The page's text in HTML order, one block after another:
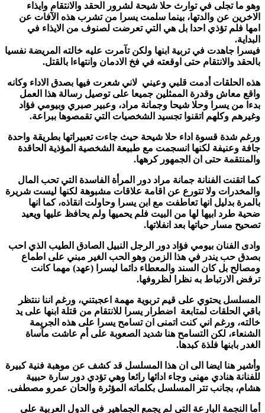
وهو ما تجلى في توارث حلا شيحة لشرور الحقد والانتقام وايذاء
الاخرين عن والدتها، بينما سلمت يسرا من تشرب هذه الآفات عن
امها فلم تؤذي احدا بل هي التي تعرضت لصنوف من الايذاء في
البداية.
فيسرا جاهدت في تربية ابنها ولكن تآمرت عليه خالته المريضة نفسيا
بالحقد والانتقام حتى اوقعته في فخ الادمان وانتهاءا بالقتل.
هذه الحلقات أدمت قلبي وعيني لاني شعرت فيها بصدق الاداء وكانه
واقع معاش وقدرة الممثلين جميعا على توصيل رسالة هذا العمل
بدءا من يسرا وحلا شيحا وجمانة مراد، وعبير صبري وبيومي فؤاد
وغيرهم وكلهم اتقنوا تجسيد الشخصيات التي تقمصوها ببراعة.
ورغم شدة قسوة اداء حلا شيحة حيث جاءت تعبيراتها بطريقة واحدة
جافة وعنيفة لكنها انسجمت مع طبيعة الشخصية المؤذية الحاقدة
والمنتقمة حتى ان الجمهور كرهها.
كما اتقنت الفنانة جمانة مراد دور المرأة الفاسدة التي تحب المال
والمخدرات ولا تتورع عن اقامة علاقات مشبوهة لكنها ليست شريرة
بالمرة بدليل انها تعاطفت مع ابن يسرا وحاولت انقاذه، كما انها
ضحية طرد ابيها لها من البيت فلم يحميها ولم يحافظ عليها ويعيد
تصحيح مسار حياتها بعد انفلاتها.
وادى الفنان بيومي فؤاد دور الرجل النبيل الصادق الطيب الذي احب
بصدق حب يندر في هذا الزمن وهو الحب الغير مبني على اطماع
ومصالح بل كان السند والمعطاء دائما ليسرا (عهد) مهما كانت
ترفض الارتباط به نظرا لظروفها.
المسلسل يحتوي على قيم تربوية مهمة اعجبتني، ورغم اننا ننتظر
باقي الحلقات لمتابعة اضطرار يسرا للانتقام من قتلة ابنها على يد
خالته، ورغم اني كنت اتمنى ان تسامح يسرا على هذه الجريمة
الشنعاء، لكن التسامح هنا شديد الصعوبة على أم عاشت مآساة
الغدر بابنها فلذة كبدها.
وأشير هنا ايضا الى ان هذا المسلسل قد كشف عن موهبة فنية كبيرة
للفنانة هنادي مهنى وجاء ادائها رائعا وهي تؤدي دور سارة حبيية
هشام، بجانب تتر المسلسل بكلماته المؤثرة والحان عمرو مصطفى.
أما النجمة البارعة التي لم يجمع الجماهير في الدول العربية على